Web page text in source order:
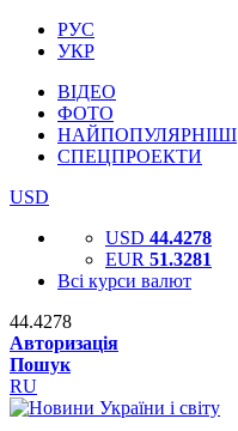
РУС
УКР
ВІДЕО
ФОТО
НАЙПОПУЛЯРНІШІ
СПЕЦПРОЕКТИ
USD
USD 44.4278
EUR 51.3281
Всі курси валют
44.4278
Авторизація
Пошук
RU